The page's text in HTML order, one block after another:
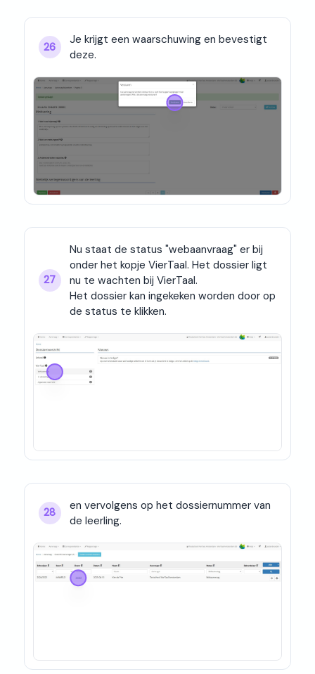
26
Je krijgt een waarschuwing en bevestigt
deze.
27
Nu staat de status "webaanvraag" er bij
onder het kopje VierTaal. Het dossier ligt
nu te wachten bij VierTaal.
Het dossier kan ingekeken worden door op
de status te klikken.
28
en vervolgens op het dossiernummer van
de leerling.